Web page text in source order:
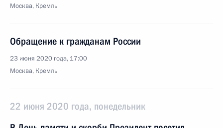
Москва, Кремль
Обращение к гражданам России
23 июня 2020 года, 17:00
Москва, Кремль
22 июня 2020 года, понедельник